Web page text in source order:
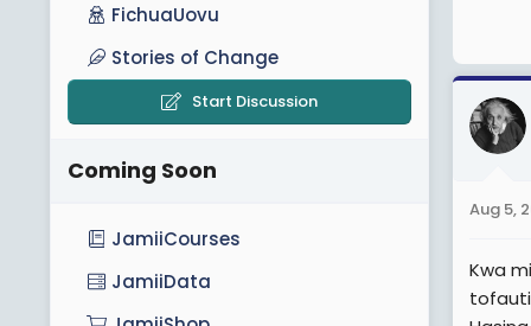
Aug 5,
Kwa
tofauti
FichuaUovu
Stories of Change
Start Discussion
Coming Soon
JamiiCourses
JamiiData